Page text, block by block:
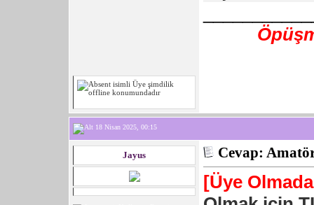
18 Nisan 2025, 00:15
Jayus Cevap:
[Üye